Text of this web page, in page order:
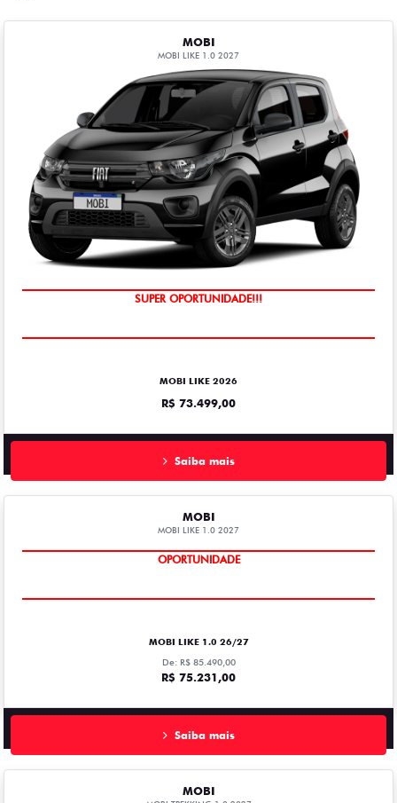
MOBI
MOBI LIKE 1.0 2027
SUPER OPORTUNIDADE!!!
MOBI LIKE 2026
R$ 73.499,00
Saiba mais
MOBI
MOBI LIKE 1.0 2027
OPORTUNIDADE
MOBI LIKE 1.0 26/27
De: R$ 85.490,00
R$ 75.231,00
Saiba mais
MOBI